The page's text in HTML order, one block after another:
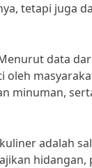
tetapi juga
data
oleh
minuman,
adalah